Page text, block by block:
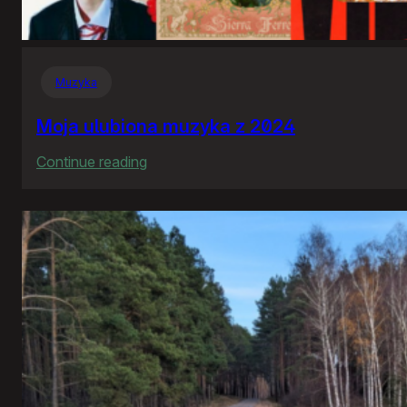
Muzyka
Moja ulubiona muzyka z 2024
Continue reading
ulubiona
muzyka
z
2024